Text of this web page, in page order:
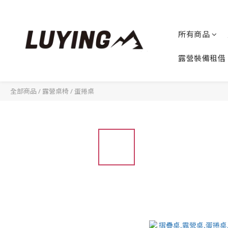
所有商品
露營裝備租借
全部商品 / 露營桌椅/蛋捲桌